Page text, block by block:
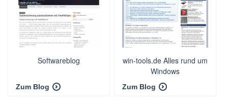
Softwareblog
Zum Blog
win-tools.de Alles rund um
Windows
Zum Blog